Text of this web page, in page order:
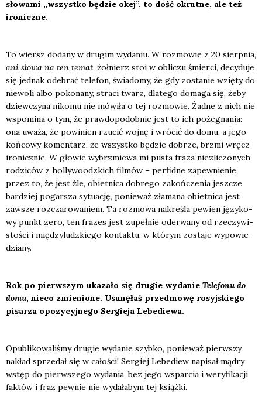
sło­wa­mi „wszyst­ko będzie okej”, to dość okrut­ne, ale też
iro­nicz­ne.
To wiersz doda­ny w dru­gim wyda­niu. W roz­mo­wie z 20 sierp­nia,
ani sło­wa na ten temat, żoł­nierz stoi w obli­czu śmier­ci, decy­du­je
się jed­nak ode­brać tele­fon, świa­do­my, że gdy zosta­nie wzię­ty do
nie­wo­li albo poko­na­ny, stra­ci twarz, dla­te­go doma­ga się, żeby
dziew­czy­na niko­mu nie mówi­ła o tej roz­mo­wie. Żad­ne z nich nie
wspo­mi­na o tym, że praw­do­po­dob­nie jest to ich poże­gna­nia:
ona uwa­ża, że powi­nien rzu­cić woj­nę i wró­cić do domu, a jego
koń­co­wy komen­tarz, że wszyst­ko będzie dobrze, brzmi wręcz
iro­nicz­nie. W gło­wie wybrzmie­wa mi pusta fra­za nie­zli­czo­nych
rodzi­ców z hol­ly­wo­odz­kich fil­mów – per­fid­ne zapew­nie­nie,
przez to, że jest źle, obiet­ni­ca dobre­go zakoń­cze­nia jesz­cze
bar­dziej pogar­sza sytu­ację, ponie­waż zła­ma­na obiet­ni­ca jest
zawsze roz­cza­ro­wa­niem. Ta roz­mo­wa nakre­śla pewien języ­ko­
wy punkt zero, ten fra­zes jest zupeł­nie ode­rwa­ny od rze­czy­wi­
sto­ści i mię­dzy­ludz­kie­go kon­tak­tu, w któ­rym zosta­je wypo­wie­
dzia­ny.
Rok po pierw­szym uka­za­ło się dru­gie wyda­nie Tele­fo­nu do
domu, nie­co zmie­nio­ne. Usu­nę­łaś przed­mo­wę rosyj­skie­go
pisa­rza opo­zy­cyj­ne­go Ser­gie­ja Lebe­die­wa.
Opu­bli­ko­wa­li­śmy dru­gie wyda­nie szyb­ko, ponie­waż pierw­szy
nakład sprze­dał się w cało­ści! Ser­giej Lebe­diew napi­sał mądry
wstęp do pierw­sze­go wyda­nia, bez jego wspar­cia i wery­fi­ka­cji
fak­tów i fraz pew­nie nie wyda­ła­bym tej książ­ki.